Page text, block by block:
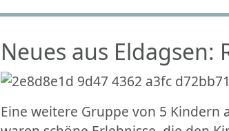
Neues aus Eldagsen:
Eine weitere Gruppe von 5 Kindern